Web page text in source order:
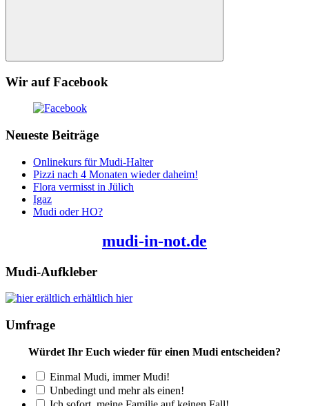
Suchen
Wir auf Facebook
Neueste Beiträge
Onlinekurs für Mudi-Halter
Pizzi nach 4 Monaten wieder daheim!
Flora vermisst in Jülich
Igaz
Mudi oder HO?
mudi-in-not.de
Mudi-Aufkleber
erhältlich hier
Umfrage
Würdet Ihr Euch wieder für einen Mudi entscheiden?
Einmal Mudi, immer Mudi!
Unbedingt und mehr als einen!